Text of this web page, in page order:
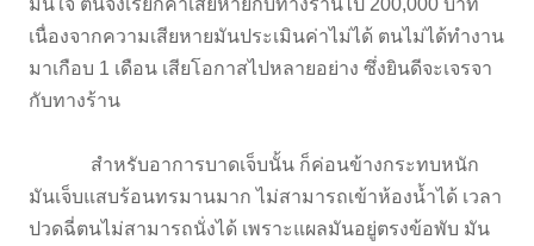
เนื่องจากความเสียหายมันประเมินค่าไม่ได้ ตนไม่ได้ทำงาน
มาเกือบ 1 เดือน เสียโอกาสไปหลายอย่าง ซึ่งยินดีจะเจรจา
กับทางร้าน
สำหรับอาการบาดเจ็บนั้น ก็ค่อนข้างกระทบหนัก
มันเจ็บแสบร้อนทรมานมาก ไม่สามารถเข้าห้องน้ำได้ เวลา
ปวดฉี่ตนไม่สามารถนั่งได้ เพราะแผลมันอยู่ตรงข้อพับ มัน